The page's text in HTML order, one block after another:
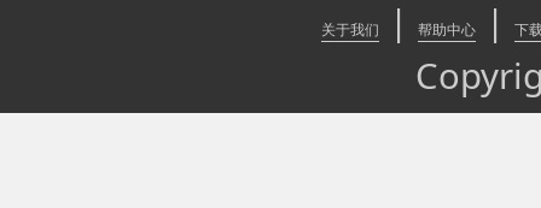
关于我们 | 帮助中心 | 下